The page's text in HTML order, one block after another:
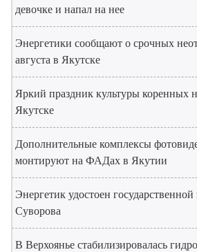
девочке и напал на нее
Энергетики сообщают о срочных
августа в Якутске
Яркий праздник культуры коренных
Якутске
Дополнительные комплексы
монтируют на ФАДах в Якутии
Энергетик удостоен
Суворова
В Верхоянье стабилизировалась